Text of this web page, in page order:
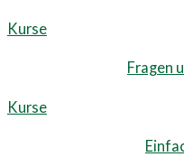
Kurse
Fragen
Kurse